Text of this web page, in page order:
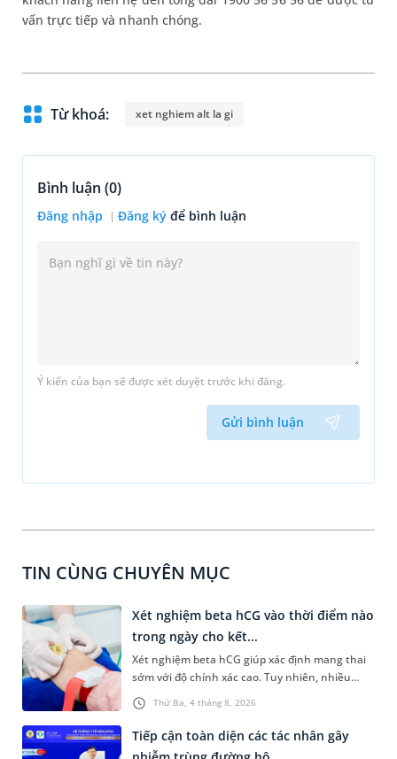
vấn trực tiếp và nhanh chóng.
Từ khoá: xet nghiem alt la gi
Bình luận (0)
Đăng nhập Đăng ký để bình luận
Ý kiến của bạn sẽ được xét duyệt trước khi đăng.
Gửi bình luận
TIN CÙNG CHUYÊN MỤC
Thứ Ba, 4 tháng 8, 2026
Xét nghiệm beta hCG vào thời điểm nào
trong ngày cho kết...
Xét nghiệm beta hCG giúp xác định mang thai
sớm với độ chính xác cao. Tuy nhiên, nhiều
người vẫn băn khoăn xét nghiệm beta hCG vào
thời điểm nào trong ngày để yên tâm về độ
chính xác của kết quả nhận được. Bài viết dưới
đây sẽ cùng bạn tìm hiểu về thời điểm xét
Tiếp cận toàn diện các tác nhân gây